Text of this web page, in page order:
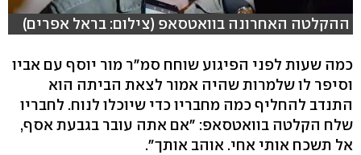
ההקלטה האחרונה בוואטסאפ (צילום: בראל אפרים)
כמה שעות לפני הפיגוע שוחח סמ"ר מור יוסף עם אביו
וסיפר לו שלמרות שהיה אמור לצאת הביתה הוא
התנדב להחליף כמה מחבריו כדי שיוכלו לנוח. לחבריו
שלח הקלטה בוואטסאפ: "אם אתה עובר בגבעת אסף,
אל תשכח אותי אחי. אוהב אותך".